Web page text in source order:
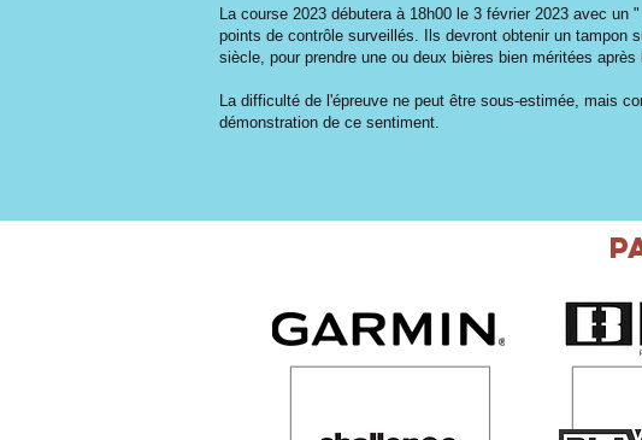
La course 2023 débutera à 18h00 le 3 février 2023 avec
points de contrôle surveillés. Ils devront obtenir un tampon
siècle, pour prendre une ou deux bières bien méritées
La difficulté de l'épreuve ne peut être sous-estimée, mais
démonstration de ce sentiment.